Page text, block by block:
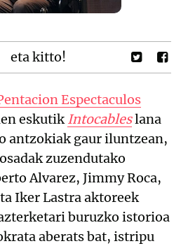
eta kitto!
Espectaculos
eskutikIntocableslana
antzokiak gaur iluntzean,
zuzendutako
Alvarez, Jimmy Roca,
Iker Lastra aktoreek
buruzko istorioa
aberats bat, istripu